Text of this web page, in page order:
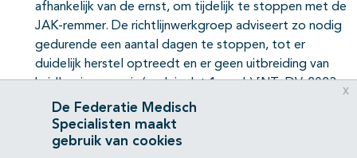
afhankelijk van de ernst, om tijdelijk te stoppen met de
JAK-remmer. De richtlijnwerkgroep adviseert zo nodig
gedurende een aantal dagen te stoppen, tot er
duidelijk herstel optreedt en er geen uitbreiding van
huidlaesies meer is (vaak is dat 1 week).[NTvDV. 2023
Jan] Bij patiënten met frequent recidiverende herpes
simplex infecties kan een onderhoudsbehandeling met
valaciclovir overwogen worden.
De Federatie Medisch
Specialisten maakt
gebruik van cookies
x